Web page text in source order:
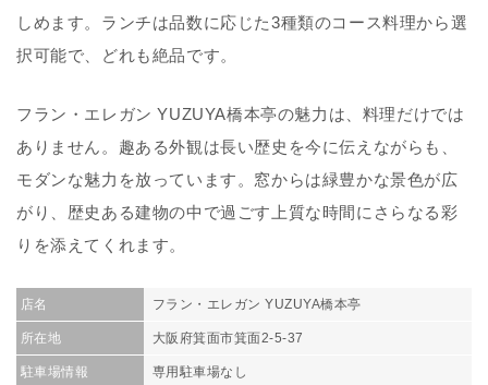
しめます。ランチは品数に応じた3種類のコース料理から選
択可能で、どれも絶品です。
フラン・エレガン YUZUYA橋本亭の魅力は、料理だけでは
ありません。趣ある外観は長い歴史を今に伝えながらも、
モダンな魅力を放っています。窓からは緑豊かな景色が広
がり、歴史ある建物の中で過ごす上質な時間にさらなる彩
りを添えてくれます。
店名 フラン・エレガン YUZUYA橋本亭
所在地 大阪府箕面市箕面2-5-37
駐車場情報 専用駐車場なし